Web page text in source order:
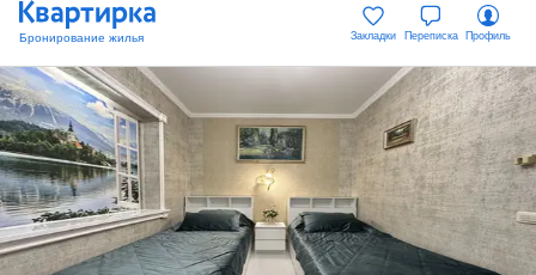
Закладки Переписка Профиль